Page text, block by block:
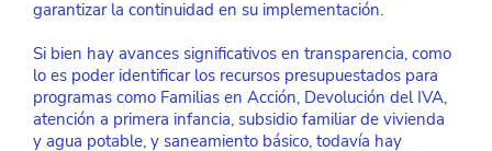
garantizar la continuidad en su implementación.
Si bien hay avances significativos en transparencia, como
lo es poder identificar los recursos presupuestados para
programas como Familias en Acción, Devolución del IVA,
atención a primera infancia, subsidio familiar de vivienda
y agua potable, y saneamiento básico, todavía hay